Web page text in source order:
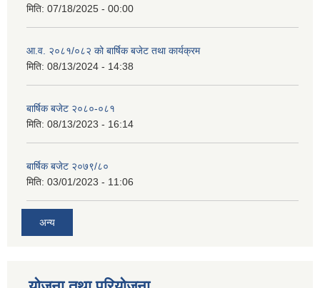
मिति: 07/18/2025 - 00:00
आ.व. २०८१/०८२ को बार्षिक बजेट तथा कार्यक्रम
मिति: 08/13/2024 - 14:38
बार्षिक बजेट २०८०-०८१
मिति: 08/13/2023 - 16:14
बार्षिक बजेट २०७९/८०
मिति: 03/01/2023 - 11:06
अन्य